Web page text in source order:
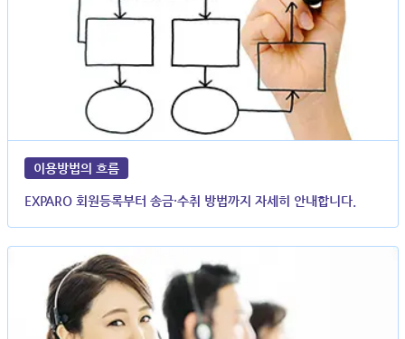
이용방법의 흐름
EXPARO 회원등록부터 송금·수취 방법까지 자세히 안내합니다.